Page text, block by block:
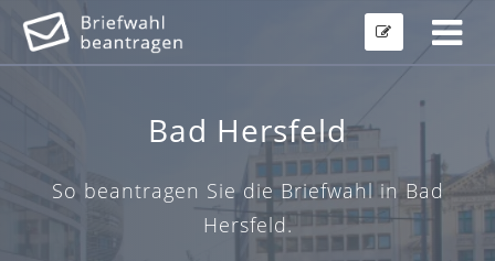
Bad Hersfeld
So beantragen Sie die Briefwahl in Bad
Hersfeld.